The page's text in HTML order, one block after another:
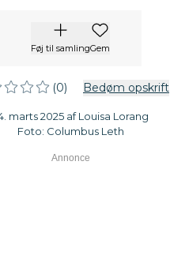
Føj til samlingGem
(0) Bedøm opskrift
marts 2025 af Louisa Lorang
Foto: Columbus Leth